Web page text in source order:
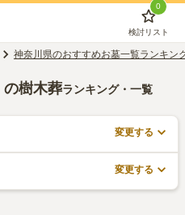
0
検討リスト
神奈川県のおすすめお墓一覧ランキン
の樹木葬ランキング・一覧
変更する
変更する